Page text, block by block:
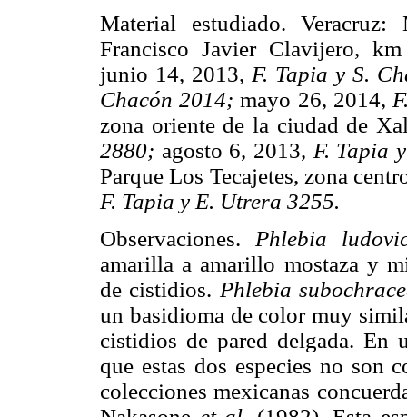
Material estudiado.
Francisco Javier Clavijero,
junio 14, 2013, F. Tapia y S.
Chacón 2014; mayo 26, 2014,
zona oriente de la ciudad de
2880; agosto 6, 2013, F. Tapia
Parque Los Tecajetes, zona
F. Tapia y E. Utrera 3255.
Observaciones.Phlebia
amarilla a amarillo mostaza y
de cistidios. Phlebia
un basidioma de color muy
cistidios de pared delgada. En
que estas dos especies no son
colecciones mexicanas